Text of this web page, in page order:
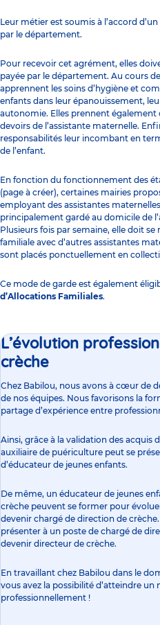
Leur métier est soumis à l’accord
par le département.
Pour recevoir cet agrément, elles
payée par le département. Au cours
apprennent les soins d’hygiène et
enfants dans leur épanouissement,
autonomie. Elles prennent également
devoirs de l’assistante maternelle.
responsabilités leur incombant en
de l’enfant.
En fonction du fonctionnement des
(page à créer), certaines mairies
employant des assistantes
principalement gardé au domicile de
Plusieurs fois par semaine, elle doit
familiale avec d’autres assistantes
sont placés ponctuellement en
Ce mode de garde est également
d’Allocations Familiales.
L’évolution
crèche
Chez Babilou, nous avons à cœur de
de nos équipes. Nous favorisons la
partage d’expérience entre
Ainsi, grâce à la validation des acquis
auxiliaire de puériculture peut se
d’éducateur de jeunes enfants.
De même, un éducateur de jeunes
crèche peuvent se former pour
devenir chargé de direction de
présenter à un poste de chargé de
devenir directeur de crèche.
En travaillant chez Babilou dans le
vous avez la possibilité d’atteindre un
professionnellement !